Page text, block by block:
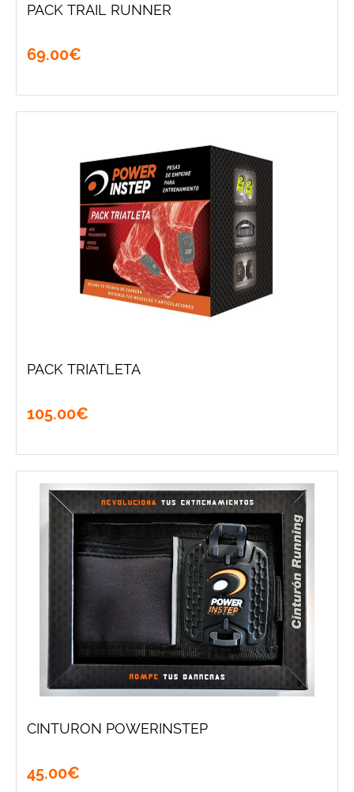
PACK TRAIL RUNNER
69.00€
PACK TRIATLETA
105.00€
CINTURON POWERINSTEP
45.00€